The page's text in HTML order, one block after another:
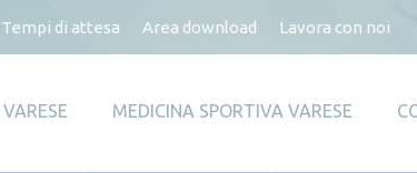
Tempi di attesa Area download Lavora con noi
MEDICINA SPORTIVA VARESE